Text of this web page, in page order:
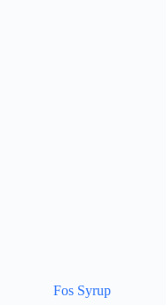
Fos Syrup